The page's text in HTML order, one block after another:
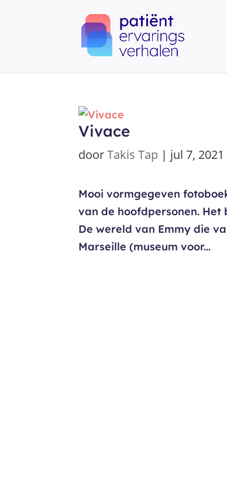
Vivace
doorTakis Tap | jul 7, 2021
Mooi vormgegeven
van de hoofdpersonen.
De wereld van Emmy die
Marseille (museum voor...